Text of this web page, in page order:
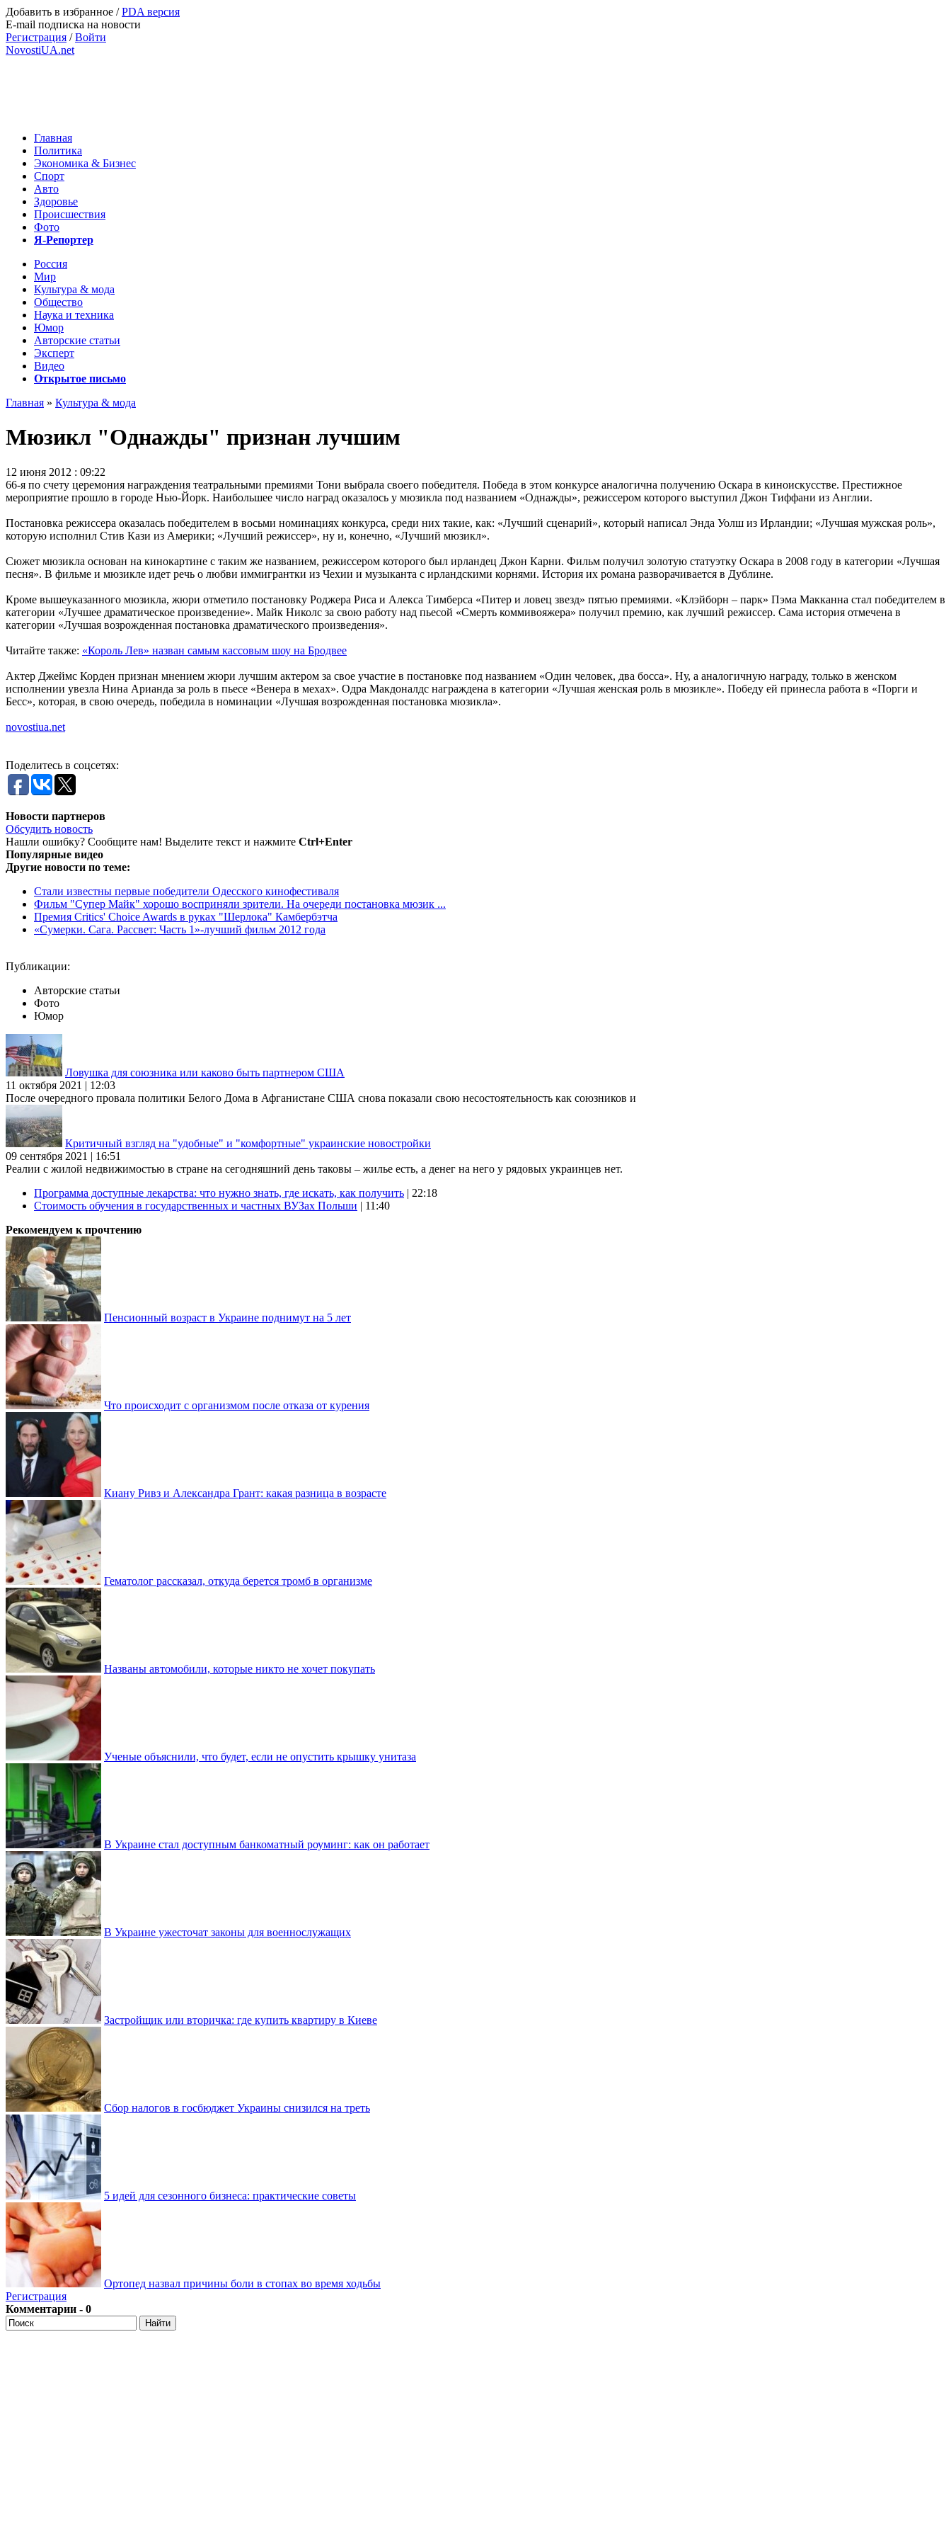
Добавить в избранное /PDA версия
E-mail подписка на новости
Регистрация /Войти
NovostiUA.net
Главная
Политика
Экономика & Бизнес
Спорт
Авто
Здоровье
Происшествия
Фото
Я-Репортер
Россия
Мир
Культура & мода
Общество
Наука и техника
Юмор
Авторские статьи
Эксперт
Видео
Открытое письмо
Главная » Культура & мода
Мюзикл "Однажды" признан лучшим
12 июня 2012 : 09:22
66-я по счету церемония награждения театральными премиями Тони выбрала своего победителя. Победа в этом конкурсе аналогична получению Оскара в киноискусстве. Престижное
мероприятие прошло в городе Нью-Йорк. Наибольшее число наград оказалось у мюзикла под названием «Однажды», режиссером которого выступил Джон Тиффани из Англии.
Постановка режиссера оказалась победителем в восьми номинациях конкурса, среди них такие, как: «Лучший сценарий», который написал Энда Уолш из Ирландии; «Лучшая мужская роль»,
которую исполнил Стив Кази из Америки; «Лучший режиссер», ну и, конечно, «Лучший мюзикл».
Сюжет мюзикла основан на кинокартине с таким же названием, режиссером которого был ирландец Джон Карни. Фильм получил золотую статуэтку Оскара в 2008 году в категории «Лучшая
песня». В фильме и мюзикле идет речь о любви иммигрантки из Чехии и музыканта с ирландскими корнями. История их романа разворачивается в Дублине.
Кроме вышеуказанного мюзикла, жюри отметило постановку Роджера Риса и Алекса Тимберса «Питер и ловец звезд» пятью премиями. «Клэйборн – парк» Пэма Макканна стал победителем в
категории «Лучшее драматическое произведение». Майк Николс за свою работу над пьесой «Смерть коммивояжера» получил премию, как лучший режиссер. Сама история отмечена в
категории «Лучшая возрожденная постановка драматического произведения».
Читайте также: «Король Лев» назван самым кассовым шоу на Бродвее
Актер Джеймс Корден признан мнением жюри лучшим актером за свое участие в постановке под названием «Один человек, два босса». Ну, а аналогичную награду, только в женском
исполнении увезла Нина Арианда за роль в пьесе «Венера в мехах». Одра Макдоналдс награждена в категории «Лучшая женская роль в мюзикле». Победу ей принесла работа в «Порги и
Бесс», которая, в свою очередь, победила в номинации «Лучшая возрожденная постановка мюзикла».
novostiua.net
Поделитесь в соцсетях:
Новости партнеров
Обсудить новость
Нашли ошибку? Сообщите нам! Выделите текст и нажмите Ctrl+Enter
Популярные видео
Другие новости по теме:
Стали известны первые победители Одесского кинофестиваля
Фильм "Супер Майк" хорошо восприняли зрители. На очереди постановка мюзик ...
Премия Critics' Choice Awards в руках "Шерлока" Камбербэтча
«Сумерки. Сага. Рассвет: Часть 1»-лучший фильм 2012 года
Публикации:
Авторские статьи
Фото
Юмор
Ловушка для союзника или каково быть партнером США
11 октября 2021 | 12:03
После очередного провала политики Белого Дома в Афганистане США снова показали свою несостоятельность как союзников и
Критичный взгляд на "удобные" и "комфортные" украинские новостройки
09 сентября 2021 | 16:51
Реалии с жилой недвижимостью в стране на сегодняшний день таковы – жилье есть, а денег на него у рядовых украинцев нет.
Программа доступные лекарства: что нужно знать, где искать, как получить | 22:18
Стоимость обучения в государственных и частных ВУЗах Польши | 11:40
Рекомендуем к прочтению
Пенсионный возраст в Украине поднимут на 5 лет
Что происходит с организмом после отказа от курения
Киану Ривз и Александра Грант: какая разница в возрасте
Гематолог рассказал, откуда берется тромб в организме
Названы автомобили, которые никто не хочет покупать
Ученые объяснили, что будет, если не опустить крышку унитаза
В Украине стал доступным банкоматный роуминг: как он работает
В Украине ужесточат законы для военнослужащих
Застройщик или вторичка: где купить квартиру в Киеве
Сбор налогов в госбюджет Украины снизился на треть
5 идей для сезонного бизнеса: практические советы
Ортопед назвал причины боли в стопах во время ходьбы
Регистрация
Комментарии - 0